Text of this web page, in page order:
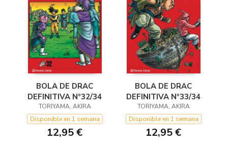
BOLA DE DRAC
DEFINITIVA Nº32/34
TORIYAMA, AKIRA
Disponible en 1 semana
12,95 €
BOLA DE DRAC
DEFINITIVA Nº33/34
TORIYAMA, AKIRA
Disponible en 1 semana
12,95 €